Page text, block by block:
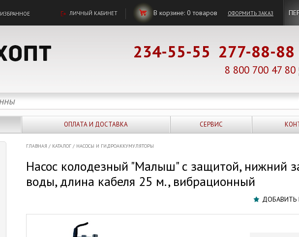
ИЗБРАННОЕ ЛИЧНЫЙ КАБИНЕТ В корзине: 0товаров ОФОРМИТЬ ЗАКАЗ
234-55-55 277-88-88
8 800 700 47 80
ОПЛАТА И ДОСТАВКА СЕРВИС
ГЛАВНАЯ / КАТАЛОГ / НАСОСЫ И ГИДРОАККУМУЛЯТОРЫ
Насос колодезный "Малыш" с защитой, нижний
воды, длина кабеля 25 м., вибрационный
ДОБАВИТЬ